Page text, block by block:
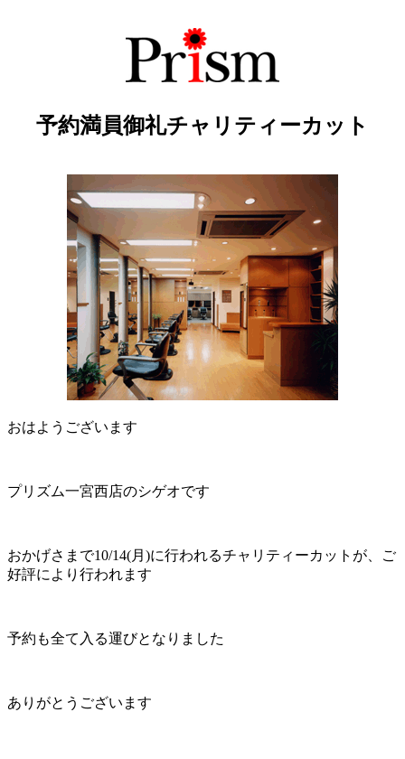
予約満員御礼チャリティーカット
おはようございます
プリズム一宮西店のシゲオです
おかげさまで10/14(月)に行われるチャリティーカットが、ご
好評により行われます
予約も全て入る運びとなりました
ありがとうございます